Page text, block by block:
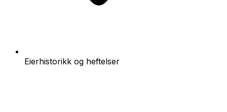
Eierhistorikk og heftelser